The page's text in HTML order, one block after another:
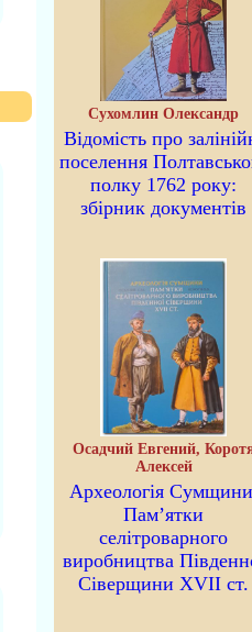
Сухомлин Олександр
Відомість про
поселення
полку 1762 року:
збірник документів
Осадчий Евгений,
Алексей
Археологія
Пам’ятки
селітроварного
виробництва
Сіверщини XVII ст.